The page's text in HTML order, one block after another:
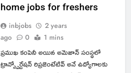
home jobs for freshers
inbjobs
2 years
ago
0 1 mins
ప్రముఖ కంపెనీ అయిన అమెజాన్ సంస్థలో
ట్రాన్స్పోర్టేషన్ రిప్రజెంటేటివ్ అనే ఉద్యోగాలకు